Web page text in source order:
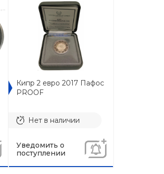
Кипр 2 евро 2017 Пафос
PROOF
Нет в наличии
Уведомить о
поступлении